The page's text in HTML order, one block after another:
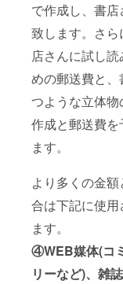
で作成し、書
致します。さ
店さんに試し
めの郵送費と
つような立体
作成と郵送費
ます。
より多くの金
合は下記に使用
ます。
④WEB媒体(コ
リーなど)、雑